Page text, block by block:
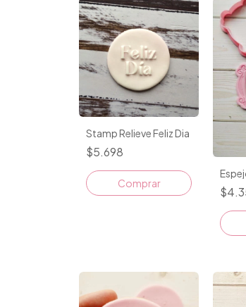
Stamp Relieve Feliz Dia
$5.698